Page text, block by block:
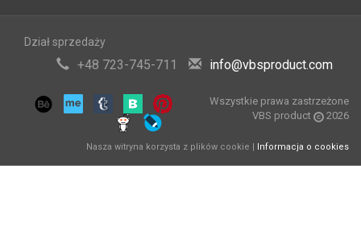
Dział sprzedaży
+48 723-745-711 info@vbsproduct.com
Wszystkie prawa zastrzeżone
VBS product
2026
Nasza witryna korzysta z plików cookie | Informacja o cookies